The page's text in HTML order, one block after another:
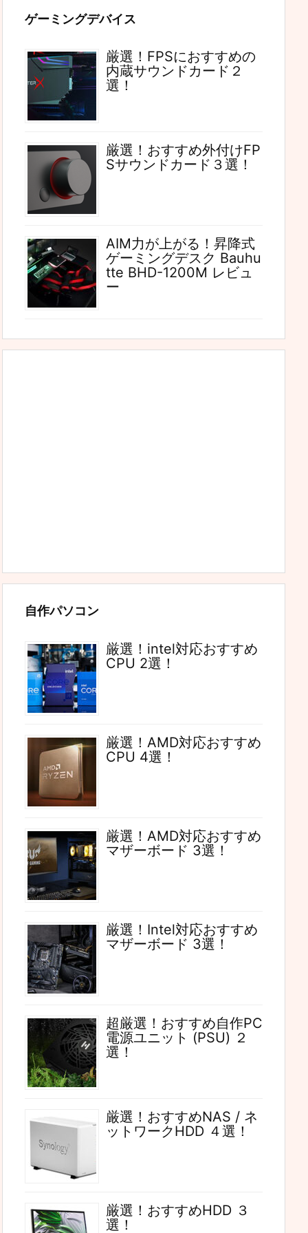
ゲーミングデバイス
厳選！FPSにおすすめの
内蔵サウンドカード２
選！
厳選！おすすめ外付けFP
Sサウンドカード３選！
AIM力が上がる！昇降式
ゲーミングデスク Bauhu
tte BHD-1200M レビュ
ー
自作パソコン
厳選！intel対応おすすめ
CPU 2選！
厳選！AMD対応おすすめ
CPU 4選！
厳選！AMD対応おすすめ
マザーボード 3選！
厳選！Intel対応おすすめ
マザーボード 3選！
超厳選！おすすめ自作PC
電源ユニット (PSU) ２
選！
厳選！おすすめNAS / ネ
ットワークHDD ４選！
厳選！おすすめHDD ３
選！